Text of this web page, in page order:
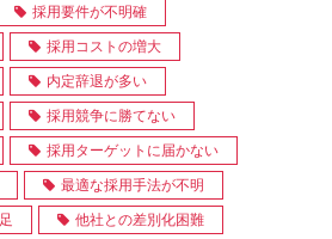
採用要件が不明確
採用コストの増大
内定辞退が多い
採用競争に勝てない
採用ターゲットに届かない
最適な採用手法が不明
他社との差別化困難